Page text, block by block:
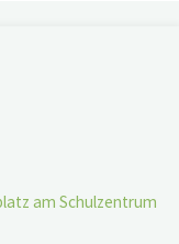
am Schulzentrum